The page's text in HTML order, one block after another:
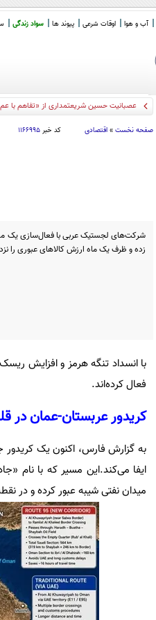
آب و هوا اوقات شرعی پیوند ها سواد زندگی
عصبانیت حسین شریعتمداری از «تفاهم با
صفحه نخست » اقتصادی کد خبر۱۱۶۶۹۹۵
شرکت‌های لجستیک عربی با فعال‌سازی یک
زده و ظرف یک ماه ارزش کالاهای عبوری را
با انسداد تنگه هرمز و افزایش
فعال کرده‌اند.
کریدور عربستان-عمان در
به گزارش فارس، اکنون یک کریدور
ایفا می‌کند.
میدان نفتی شیبه عبور کرده و در